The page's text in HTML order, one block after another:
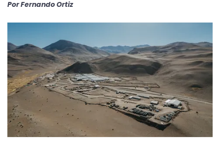
PorFernando Ortiz